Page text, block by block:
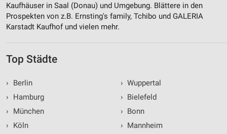
Kaufhäuser in Saal (Donau) und Umgebung. Blättere in den
Prospekten von z.B. Ernsting's family, Tchibo und GALERIA
Karstadt Kaufhof und vielen mehr.
Top Städte
›
Berlin
›
Hamburg
›
München
›
Köln
› Wuppertal
› Bielefeld
› Bonn
› Mannheim